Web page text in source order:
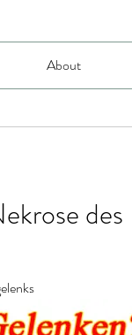
About
des